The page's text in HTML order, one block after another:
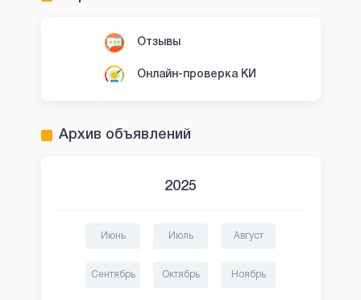
Отзывы
Онлайн-проверка КИ
Архив объявлений
2025
Июнь Июль Август
Сентябрь Октябрь Ноябрь